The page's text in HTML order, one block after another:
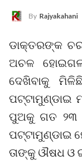
By Rajyakahani
ଡାକ୍ତରଙ୍କ
ଅଚଳ
ଦେଖିବାକୁ
ପଟ୍ଟାମୁଣ୍ଡାଇ
ପୁଅକୁ ଗତ ୨୩
ପଟ୍ଟାମୁଣ୍ଡାଇ
ତାଙ୍କୁ ଔଷଧ ଓ